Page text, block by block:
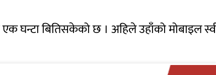
एक घन्टा बितिसकेको छ । अहिले उहाँको मोबाइल